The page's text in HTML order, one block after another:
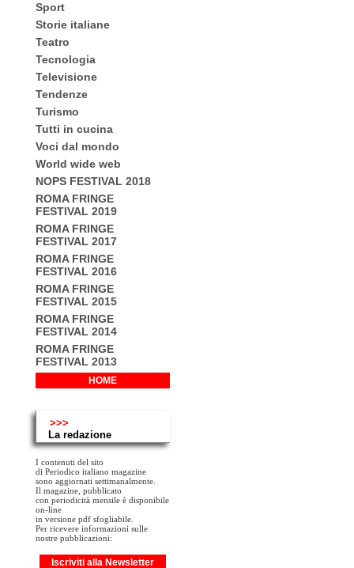
Sport
Storie italiane
Teatro
Tecnologia
Televisione
Tendenze
Turismo
Tutti in cucina
Voci dal mondo
World wide web
NOPS FESTIVAL 2018
ROMA FRINGE
FESTIVAL 2019
ROMA FRINGE
FESTIVAL 2017
ROMA FRINGE
FESTIVAL 2016
ROMA FRINGE
FESTIVAL 2015
ROMA FRINGE
FESTIVAL 2014
ROMA FRINGE
FESTIVAL 2013
HOME
>>>
La redazione
I contenuti del sito
di Periodico italiano magazine
sono aggiornati settimanalmente.
Il magazine, pubblicato
con periodicità mensile è disponibile
on-line
in versione pdf sfogliabile.
Per ricevere informazioni sulle
nostre pubblicazioni:
Iscriviti alla Newsletter